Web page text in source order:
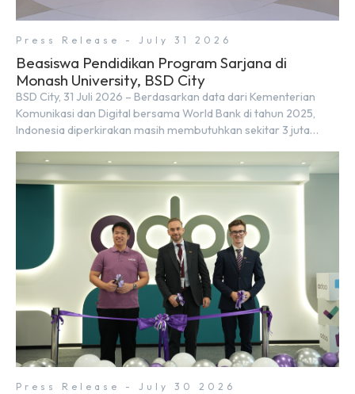
Press Release - July 31 2026
Beasiswa Pendidikan Program Sarjana di
Monash University, BSD City
BSD City, 31 Juli 2026 – Berdasarkan data dari Kementerian
Komunikasi dan Digital bersama World Bank di tahun 2025,
Indonesia diperkirakan masih membutuhkan sekitar 3 juta
tenaga digital baru setiap tahunnya untuk mendukung
percepatan transformasi digital di berbagai sektor strategis.
Kebutuhan tersebut menjadikan pengembangan sumber daya
Press Release - July 30 2026